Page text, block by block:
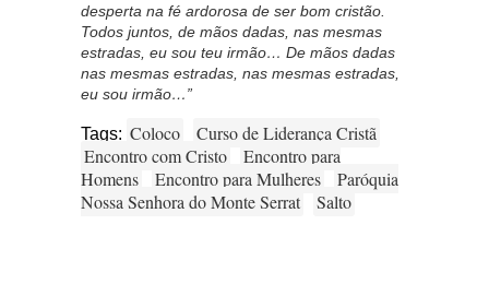
desperta na fé ardorosa de ser bom cristão.
Todos juntos, de mãos dadas, nas mesmas
estradas, eu sou teu irmão… De mãos dadas
nas mesmas estradas, nas mesmas estradas,
eu sou irmão…”
Tags: Coloco
Curso de Liderança Cristã
Encontro com Cristo
Encontro para
Homens
Encontro para Mulheres
Paróquia
Nossa Senhora do Monte Serrat
Salto